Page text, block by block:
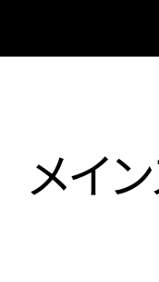
イ